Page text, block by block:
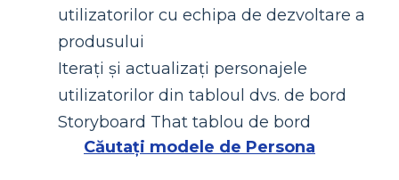
utilizatorilor cu echipa de dezvoltare a
produsului
Iterați și actualizați personajele
utilizatorilor din tabloul dvs. de bord
Storyboard That tablou de bord
Căutați modele de Persona